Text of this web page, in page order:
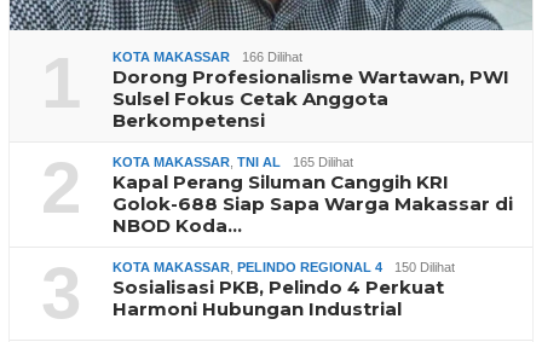
1 KOTA MAKASSAR 166 Dilihat
Dorong Profesionalisme Wartawan, PWI
Sulsel Fokus Cetak Anggota
Berkompetensi
2 KOTA MAKASSAR TNI AL 165 Dilihat
Kapal Perang Siluman Canggih KRI
Golok-688 Siap Sapa Warga Makassar di
NBOD Koda…
3 KOTA MAKASSAR PELINDO REGIONAL 4 150 Dilihat
Sosialisasi PKB, Pelindo 4 Perkuat
Harmoni Hubungan Industrial